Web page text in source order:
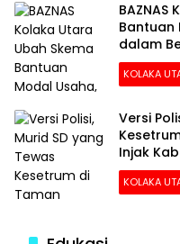
BAZNAS
Bantuan
dalam
Juta
KOLAKA
Versi
Injak
KOLAKA